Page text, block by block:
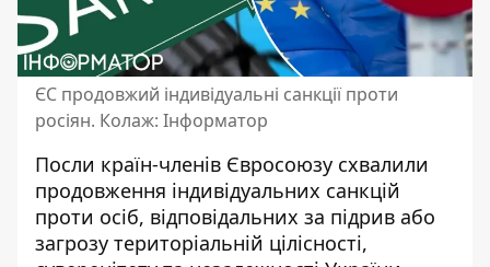
ЄС продовжий індивідуальні санкції проти
росіян. Колаж: Інформатор
Посли країн-членів Євросоюзу схвалили
продовження індивідуальних санкцій
проти осіб, відповідальних за підрив або
загрозу територіальній цілісності,